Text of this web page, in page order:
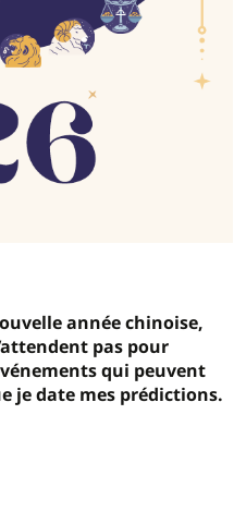
année chinoise,
pas pour
qui peuvent
je date mes prédictions.